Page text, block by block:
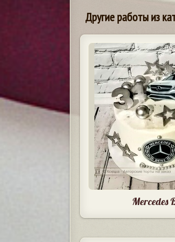
Другие работы из
Mercedes